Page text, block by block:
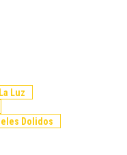
Luz
Dolidos